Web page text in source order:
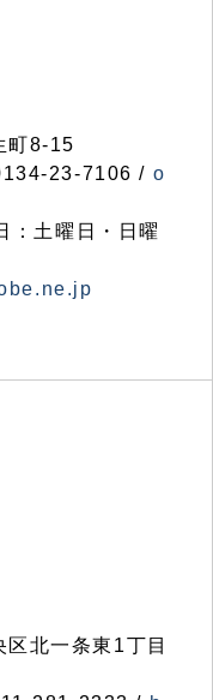
町8-15
23-7106 / o
：土曜日・日曜
北一条東1丁目